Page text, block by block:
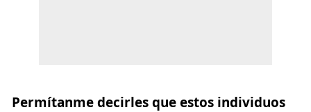
Permítanme decirles que estos individuos